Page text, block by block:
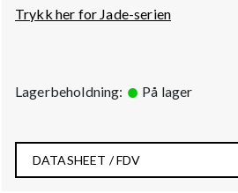
Trykk her for Jade-serien
Lagerbeholdning: På lager
DATASHEET / FDV